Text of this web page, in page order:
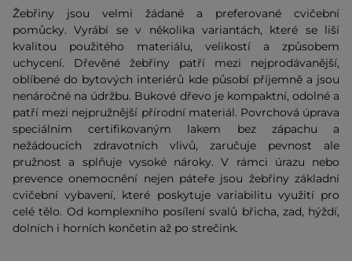
Žebřiny jsou velmi žádané a preferované cvičební
pomůcky. Vyrábí se v několika variantách, které se liší
kvalitou použitého materiálu, velikostí a způsobem
uchycení. Dřevěné žebřiny patří mezi nejprodávanější,
oblíbené do bytových interiérů kde působí příjemně a jsou
nenáročné na údržbu. Bukové dřevo je kompaktní, odolné a
patří mezi nejpružnější přírodní materiál. Povrchová úprava
speciálním certifikovaným lakem bez zápachu a
nežádoucích zdravotních vlivů, zaručuje pevnost ale
pružnost a splňuje vysoké nároky. V rámci úrazu nebo
prevence onemocnění nejen páteře jsou žebřiny základní
cvičební vybavení, které poskytuje variabilitu využití pro
celé tělo. Od komplexního posílení svalů břicha, zad, hýždí,
dolních i horních končetin až po strečink.